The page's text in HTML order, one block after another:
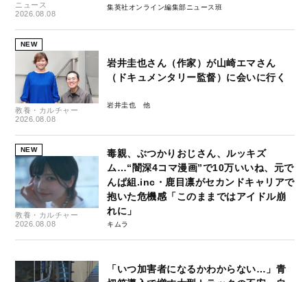
ニュース
2026.08.08
集英社オンライン編集部ニュース班
NEW
教養・カルチャー
2026.08.08
岩井圭也さん（作家）が山崎エマさん
（ドキュメンタリー監督）に会いに行く
岩井圭也
NEW
教養・カルチャー
2026.08.08
毒親、ぶつかりおじさん、ルッキズ
ム…“闇深4コマ漫画”で10万いいね、元で
んぱ組.inc・鹿目凛がセカンドキャリアで
抱いた危機感「このままではアイドル崩
れに」
キムラ
「いつ加害者になるかわからない…」青